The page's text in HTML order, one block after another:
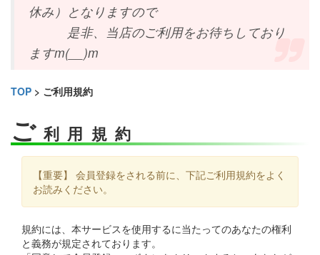
休み）となりますので
是非、当店のご利用をお待ちしており
ますm(__)m
TOP > ご利用規約
ご利用規約
【重要】 会員登録をされる前に、下記ご利用規約をよく
お読みください。
規約には、本サービスを使用するに当たってのあなたの権利
と義務が規定されております。